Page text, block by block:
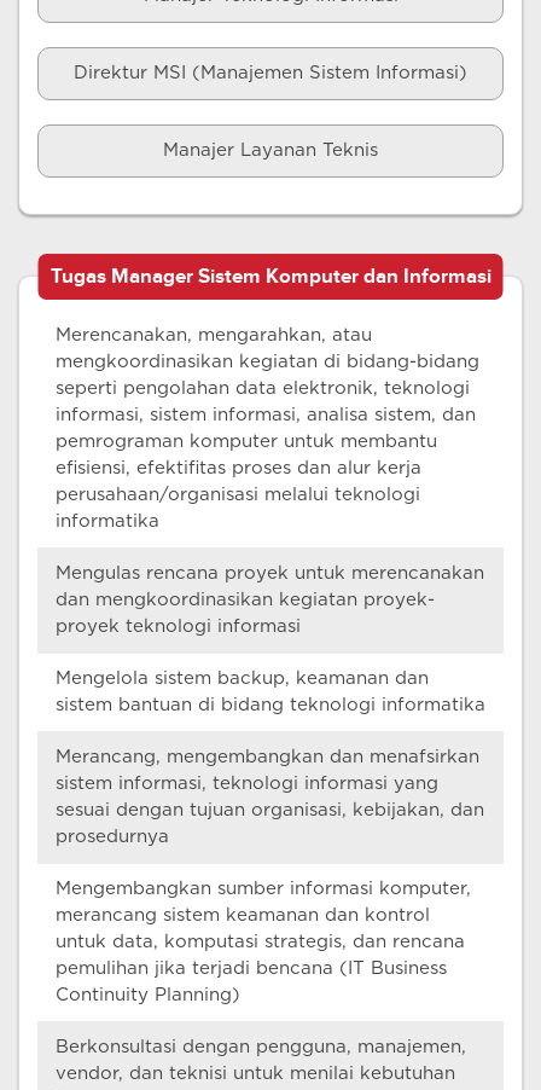
Direktur MSI (Manajemen Sistem Informasi)
Manajer Layanan Teknis
Tugas Manager Sistem Komputer dan Informasi
Merencanakan, mengarahkan, atau
mengkoordinasikan kegiatan di bidang-bidang
seperti pengolahan data elektronik, teknologi
informasi, sistem informasi, analisa sistem, dan
pemrograman komputer untuk membantu
efisiensi, efektifitas proses dan alur kerja
perusahaan/organisasi melalui teknologi
informatika
Mengulas rencana proyek untuk merencanakan
dan mengkoordinasikan kegiatan proyek-
proyek teknologi informasi
Mengelola sistem backup, keamanan dan
sistem bantuan di bidang teknologi informatika
Merancang, mengembangkan dan menafsirkan
sistem informasi, teknologi informasi yang
sesuai dengan tujuan organisasi, kebijakan, dan
prosedurnya
Mengembangkan sumber informasi komputer,
merancang sistem keamanan dan kontrol
untuk data, komputasi strategis, dan rencana
pemulihan jika terjadi bencana (IT Business
Continuity Planning)
Berkonsultasi dengan pengguna, manajemen,
vendor, dan teknisi untuk menilai kebutuhan